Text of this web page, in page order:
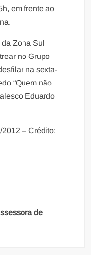
em frente ao
Zona Sul
no Grupo
na sexta-
“Quem não
Eduardo
– Crédito:
de